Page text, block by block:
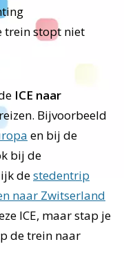
trein stopt niet
ICE naar
Bijvoorbeeld
en bij de
bij de
destedentrip
naar Zwitserland
ICE, maar stap je
de trein naar